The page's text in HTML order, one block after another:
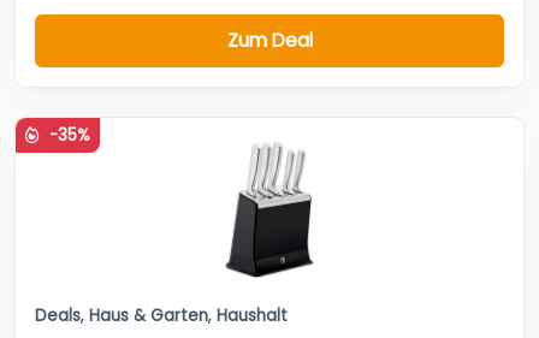
Zum Deal
-35%
Deals, Haus & Garten, Haushalt